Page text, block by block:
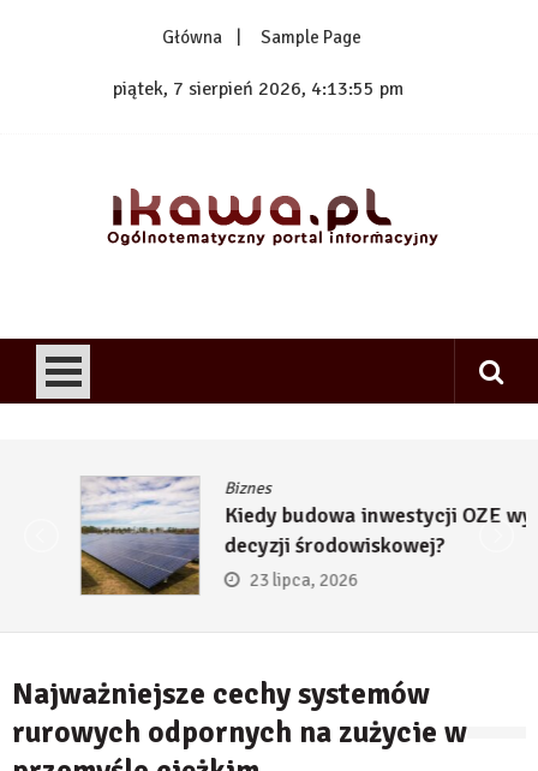
Główna Sample Page
piątek, 7 sierpień 2026, 4:13:56 pm
Biznes
Kiedy budowa inwestycji OZE wymaga
decyzji środowiskowej?
23 lipca, 2026
Najważniejsze cechy systemów
rurowych odpornych na zużycie w